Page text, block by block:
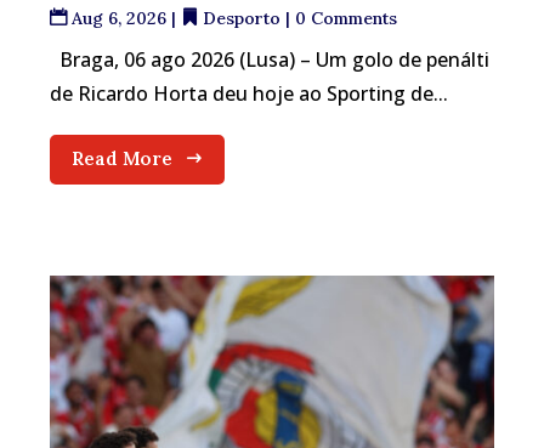
Aug 6, 2026 | Desporto | 0 Comments
Braga, 06 ago 2026 (Lusa) – Um golo de penálti
de Ricardo Horta deu hoje ao Sporting de...
Read More